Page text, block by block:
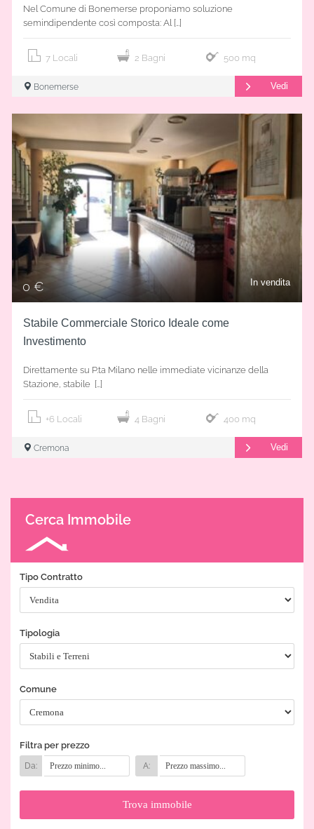
Nel Comune di Bonemerse proponiamo soluzione
semindipendente così composta: Al […]
7 Locali 2 Bagni 500 mq
Bonemerse Vedi
In vendita
0 €
Stabile Commerciale Storico Ideale come
Investimento
Direttamente su P.ta Milano nelle immediate vicinanze della
Stazione, stabile […]
+6 Locali 4 Bagni 400 mq
Cremona Vedi
Cerca Immobile
Tipo Contratto
Tipologia
Comune
Filtra per prezzo
Da: A: